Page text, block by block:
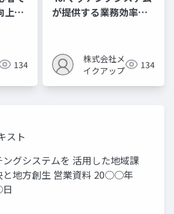
上の
134
が提供する業務効率化
株式会社メ
イクアップ
134
スト
ングシステムを 活用した地域課
と地方創生 営業資料 20○○年